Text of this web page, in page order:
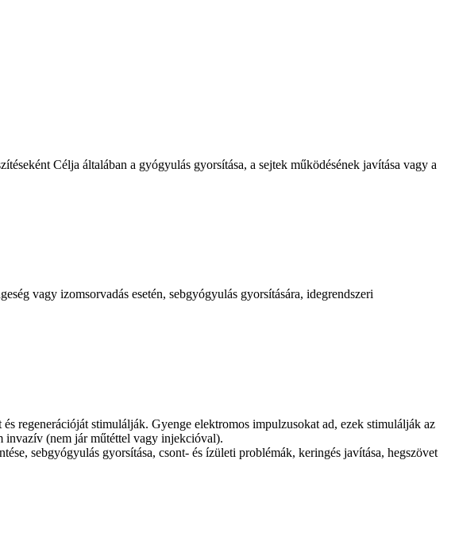
Célja általában a gyógyulás gyorsítása, a sejtek működésének javítása vagy a
vagy izomsorvadás esetén, sebgyógyulás gyorsítására, idegrendszeri
regenerációját stimulálják. Gyenge elektromos impulzusokat ad, ezek stimulálják az
invazív (nem jár műtéttel vagy injekcióval).
sebgyógyulás gyorsítása, csont- és ízületi problémák, keringés javítása, hegszövet